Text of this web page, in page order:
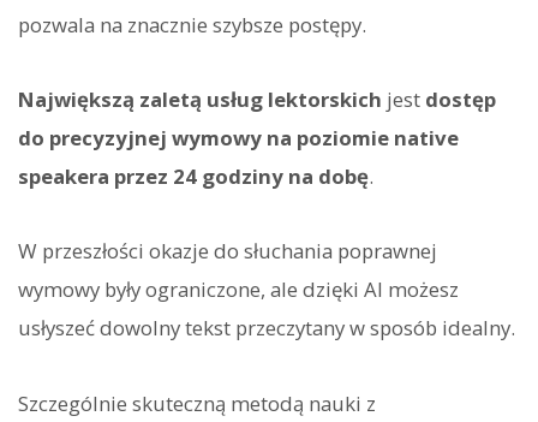
pozwala na znacznie szybsze postępy.
Największą zaletą usług lektorskich jest dostęp
do precyzyjnej wymowy na poziomie native
speakera przez 24 godziny na dobę.
W przeszłości okazje do słuchania poprawnej
wymowy były ograniczone, ale dzięki AI możesz
usłyszeć dowolny tekst przeczytany w sposób idealny.
Szczególnie skuteczną metodą nauki z